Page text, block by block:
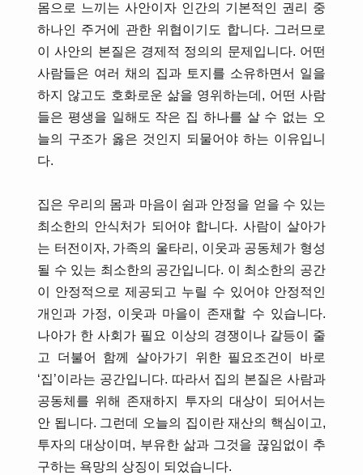
몸으로 느끼는 사안이자 인간의 기본적인 권리 중
하나인 주거에 관한 위협이기도 합니다. 그러므로
이 사안의 본질은 경제적 정의의 문제입니다. 어떤
사람들은 여러 채의 집과 토지를 소유하면서 일을
하지 않고도 호화로운 삶을 영위하는데, 어떤 사람
들은 평생을 일해도 작은 집 하나를 살 수 없는 오
늘의 구조가 옳은 것인지 되물어야 하는 이유입니
다.
집은 우리의 몸과 마음이 쉼과 안정을 얻을 수 있는
최소한의 안식처가 되어야 합니다. 사람이 살아가
는 터전이자, 가족의 울타리, 이웃과 공동체가 형성
될 수 있는 최소한의 공간입니다. 이 최소한의 공간
이 안정적으로 제공되고 누릴 수 있어야 안정적인
개인과 가정, 이웃과 마을이 존재할 수 있습니다.
나아가 한 사회가 필요 이상의 경쟁이나 갈등이 줄
고 더불어 함께 살아가기 위한 필요조건이 바로
‘집’이라는 공간입니다. 따라서 집의 본질은 사람과
공동체를 위해 존재하지 투자의 대상이 되어서는
안 됩니다. 그런데 오늘의 집이란 재산의 핵심이고,
투자의 대상이며, 부유한 삶과 그것을 끊임없이 추
구하는 욕망의 상징이 되었습니다.